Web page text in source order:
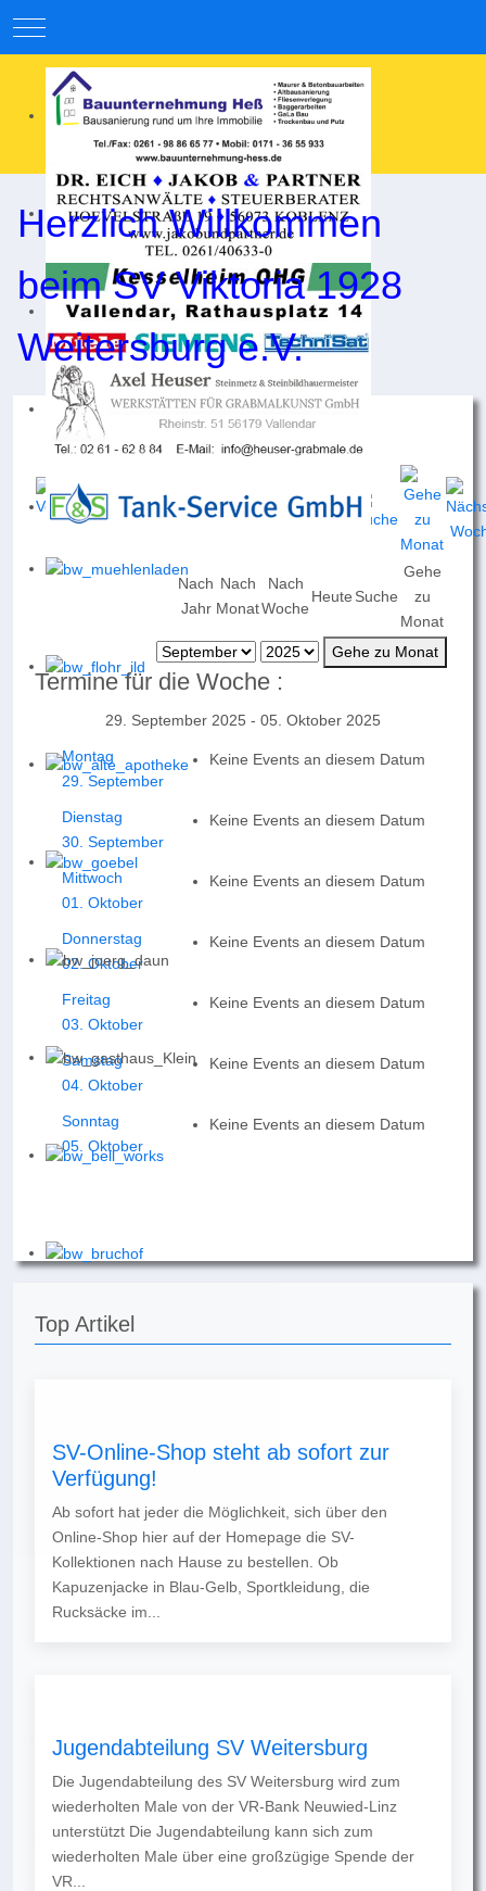
Mobile Menu Toggle
Herzlich Willkommen
beim SV Viktoria 1928
Weitersburg e.V.
Nach
Jahr
Nach
Monat
Nach
Woche
Heute Suche
Gehe
zu
Monat
Gehe zu Monat
Termine für die Woche :
29. September 2025 - 05. Oktober 2025
Montag
29. September
Keine Events an diesem Datum
Dienstag
30. September
Keine Events an diesem Datum
Mittwoch
01. Oktober
Keine Events an diesem Datum
Donnerstag
02. Oktober
Keine Events an diesem Datum
Freitag
03. Oktober
Keine Events an diesem Datum
Samstag
04. Oktober
Keine Events an diesem Datum
Sonntag
05. Oktober
Keine Events an diesem Datum
Top Artikel
SV-Online-Shop steht ab sofort zur
Verfügung!
Ab sofort hat jeder die Möglichkeit, sich über den
Online-Shop hier auf der Homepage die SV-
Kollektionen nach Hause zu bestellen. Ob
Kapuzenjacke in Blau-Gelb, Sportkleidung, die
Rucksäcke im...
Jugendabteilung SV Weitersburg
Die Jugendabteilung des SV Weitersburg wird zum
wiederholten Male von der VR-Bank Neuwied-Linz
unterstützt Die Jugendabteilung kann sich zum
wiederholten Male über eine großzügige Spende der
VR...